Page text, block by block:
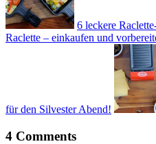
6 leckere
Raclette – einkaufen und
für den Silvester Abend!
4 Comments